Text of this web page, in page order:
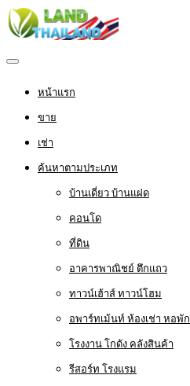
หน้าแรก
ขาย
เช่า
ค้นหาตามประเภท
บ้านเดี่ยว บ้านแฝด
คอนโด
ที่ดิน
อาคารพาณิชย์ ตึกแถว
ทาวน์เฮ้าส์ ทาวน์โฮม
อพาร์ทเม้นท์ ห้องเช่า หอพัก
โรงงาน โกดัง คลังสินค้า
รีสอร์ท โรงแรม